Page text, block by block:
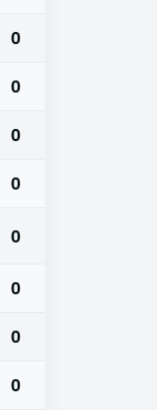
0
0
0
0
0
0
0
0